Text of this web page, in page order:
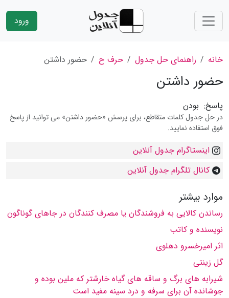
ورود
خانه راهنمای حل جدول حرف ح حضور داشتن
حضور داشتن
پاسخ: بودن
در حل جدول کلمات متقاطع، برای پرسش «حضور داشتن» می توانید از پاسخ
فوق استفاده نمایید.
اینستاگرام جدول آنلاین
کانال تلگرام جدول آنلاین
موارد بیشتر
رساندن كالایی به فروشندگان یا مصرف كنندگان در جاهای گوناگون
نویسنده و كاتب
اثر امیرخسرو دهلوی
گل زینتی
شیرابه های برگ و ساقه های گیاه خارشتر كه ملین بوده و
جوشانده آن برای سرفه و درد سینه مفید است